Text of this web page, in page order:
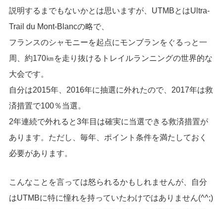
説明するまでもないかとは思いますが、UTMBとはUltra-
Trail du Mont-Blancの略で、
フランスのシャモニーを起点にモンブランをぐるっと一
周、約170㎞を走り抜けるトレイルランニングの世界的な
大会です。
自分は2015年、2016年に抽選に外れたので、2017年は救
済措置で100％当選。
2年連続で外れると3年目は確実に当選できる救済措置が
あります。ただし、毎年、ポイント条件を満たしておく
必要があります。
こんなことを言っては怒られるかもしれませんが、自分
はUTMBに特に憧れを持っていたわけではありません(^^;)